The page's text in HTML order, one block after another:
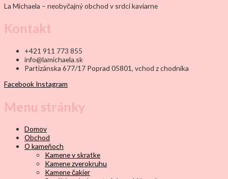
La Michaela – neobyčajný obchod v srdci kaviarne
Kontakt
+421 911 773 855
info@lamichaela.sk
Partizánska 677/17 Poprad 05801, vchod z chodníka
Facebook Instagram
Menu stránky
Domov
Obchod
O kameňoch
Kamene v skratke
Kamene zverokruhu
Kamene čakier